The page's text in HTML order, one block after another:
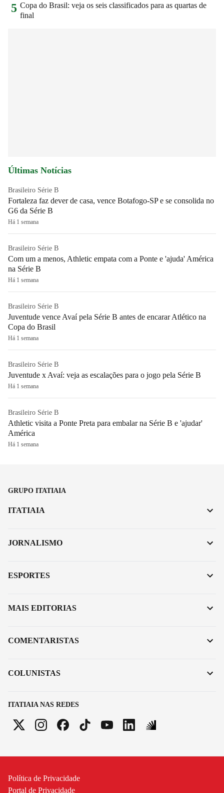
5 Copa do Brasil: veja os seis classificados para as quartas de
final
Últimas Notícias
Brasileiro Série B
Fortaleza faz dever de casa, vence Botafogo-SP e se consolida no
G6 da Série B
Há 1 semana
Brasileiro Série B
Com um a menos, Athletic empata com a Ponte e 'ajuda' América
na Série B
Há 1 semana
Brasileiro Série B
Juventude vence Avaí pela Série B antes de encarar Atlético na
Copa do Brasil
Há 1 semana
Brasileiro Série B
Juventude x Avaí: veja as escalações para o jogo pela Série B
Há 1 semana
Brasileiro Série B
Athletic visita a Ponte Preta para embalar na Série B e 'ajudar'
América
Há 1 semana
GRUPO ITATIAIA
ITATIAIA NAS REDES
ITATIAIA
JORNALISMO
ESPORTES
MAIS EDITORIAS
COMENTARISTAS
COLUNISTAS
Política de Privacidade
Portal de Privacidade